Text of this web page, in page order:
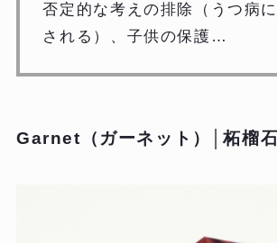
否定的な考えの排除（うつ病
される）、子供の保護…
Garnet（ガーネット）│柘榴石